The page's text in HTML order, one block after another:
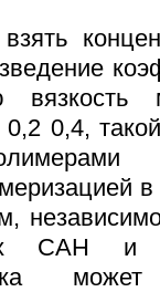
0,4,
САН и